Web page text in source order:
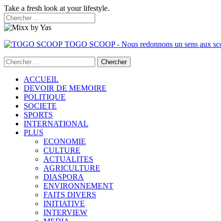
Take a fresh look at your lifestyle.
TOGO SCOOP - Nous redonnons un sens aux
ACCUEIL
DEVOIR DE MEMOIRE
POLITIQUE
SOCIETE
SPORTS
INTERNATIONAL
PLUS
ECONOMIE
CULTURE
ACTUALITES
AGRICULTURE
DIASPORA
ENVIRONNEMENT
FAITS DIVERS
INITIATIVE
INTERVIEW